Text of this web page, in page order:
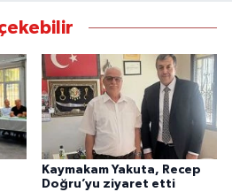
Kaymakam Yakuta, Recep
Doğru’yu ziyaret etti